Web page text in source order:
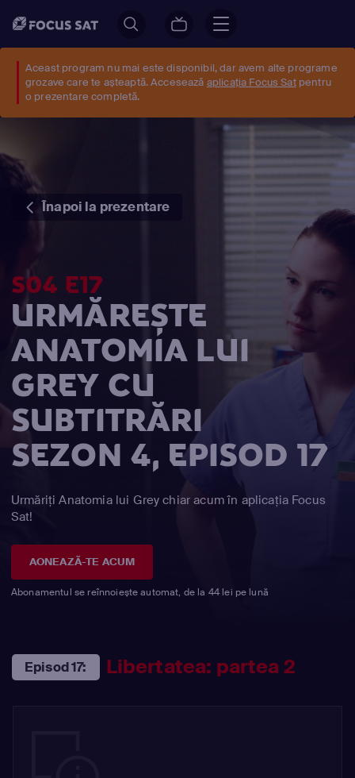
Aceast program nu mai este disponibil, dar avem alte programe
grozave care te așteaptă. Accesează aplicația Focus Satpentru
o prezentare completă.
Înapoi la prezentare
S04 E17
URMĂREȘTE
ANATOMIA LUI
GREY CU
SUBTITRĂRI
SEZON 4, EPISOD 17
Urmăriți Anatomia lui Grey chiar acum în aplicația Focus
Sat!
AONEAZĂ-TE ACUM
Abonamentul se reînnoiește automat, de la 44 lei pe lună
Episod 17: Libertatea: partea 2